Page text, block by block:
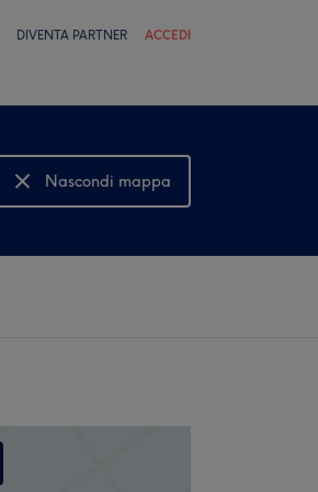
DIVENTA PARTNER ACCEDI
Nascondi mappa
Mostra mappa